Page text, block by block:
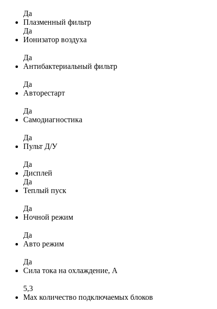
Да
Плазменный фильтр
Да
Ионизатор воздуха
Да
Антибактериальный фильтр
Да
Авторестарт
Да
Самодиагностика
Да
Пульт Д/У
Да
Дисплей
Да
Теплый пуск
Да
Ночной режим
Да
Авто режим
Да
Сила тока на охлаждение, А
5,3
Max количество подключаемых блоков